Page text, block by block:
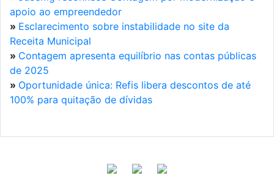
apoio ao empreendedor
» Esclarecimento sobre instabilidade no site da
Receita Municipal
» Contagem apresenta equilíbrio nas contas públicas
de 2025
» Oportunidade única: Refis libera descontos de até
100% para quitação de dívidas